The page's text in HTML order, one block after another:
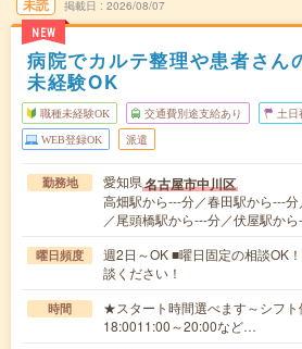
未読
NEW
掲載日 2026/08/07
病院でカルテ整理や患者さん
未経験OK
職種未経験OK 交通費別途支給あり 土日
WEB登録OK 派遣
勤務地 愛知県名古屋市中川区
高畑駅から---分／春田駅から---
／尾頭橋駅から---分／伏屋駅か
曜日頻度
週2日～OK ■曜日固定の相談OK
談ください！
時間
★スタート時間選べます～シフ
18:0011:00～20:00など…